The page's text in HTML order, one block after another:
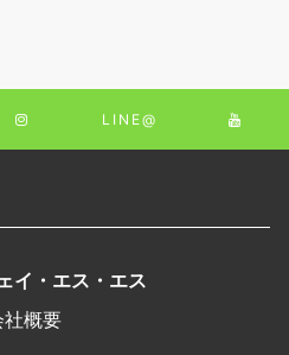
LINE@
イ・エス・エス
社概要